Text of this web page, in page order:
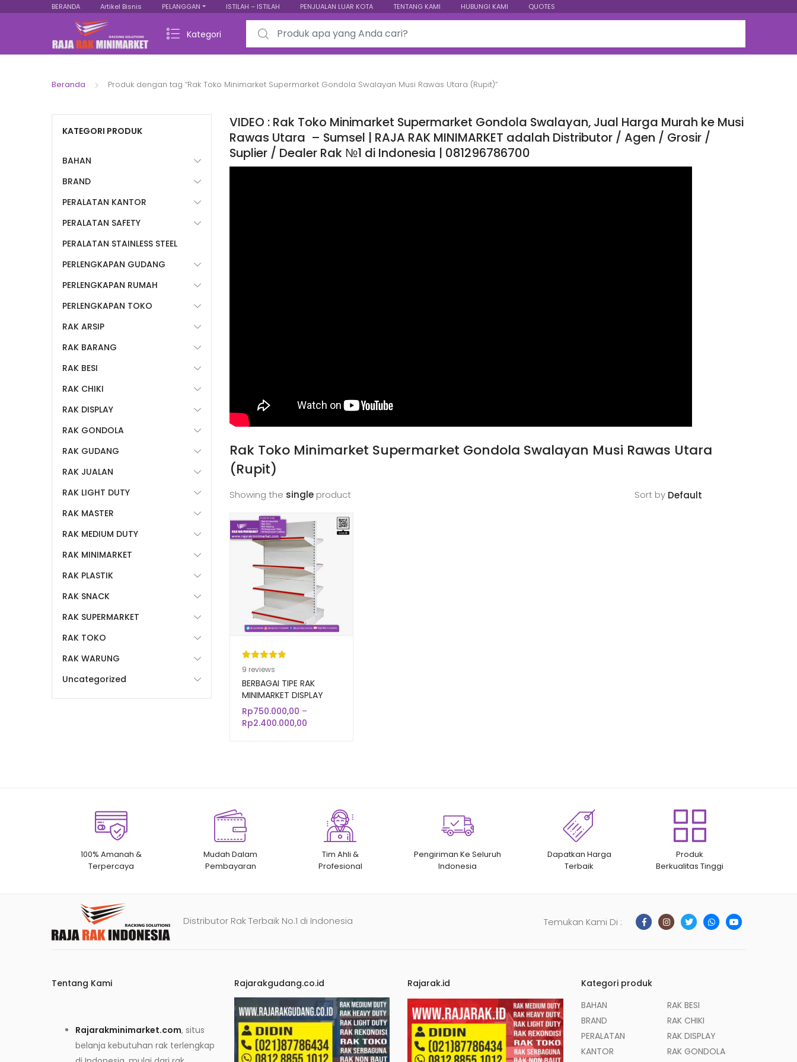
BERANDA Artikel Bisnis PELANGGAN ISTILAH – ISTILAH PENJUALAN LUAR KOTA TENTANG KAMI HUBUNGI KAMI QUOTES
Kategori
Search for:
Beranda Produk dengan tag “Rak Toko Minimarket Supermarket Gondola Swalayan Musi Rawas Utara (Rupit)”
VIDEO : Rak Toko Minimarket Supermarket Gondola Swalayan, Jual Harga Murah ke Musi
Rawas Utara – Sumsel | RAJA RAK MINIMARKET adalah Distributor / Agen / Grosir /
Suplier / Dealer Rak №1 di Indonesia | 081296786700
Rak Toko Minimarket Supermarket Gondola Swalayan Musi Rawas Utara
(Rupit)
Showing the single product Sort by
Peringkat
4.89dari 5
berdasarka
9
penilaian
pelanggan
9 reviews
BERBAGAI TIPE RAK
MINIMARKET DISPLAY
TOKO SUPERMARKET
MODERN
Rp750.000,00 –
Rp2.400.000,00
KATEGORI PRODUK
BAHAN
BRAND
PERALATAN KANTOR
PERALATAN SAFETY
PERALATAN STAINLESS STEEL
PERLENGKAPAN GUDANG
PERLENGKAPAN RUMAH
PERLENGKAPAN TOKO
RAK ARSIP
RAK BARANG
RAK BESI
RAK CHIKI
RAK DISPLAY
RAK GONDOLA
RAK GUDANG
RAK JUALAN
RAK LIGHT DUTY
RAK MASTER
RAK MEDIUM DUTY
RAK MINIMARKET
RAK PLASTIK
RAK SNACK
RAK SUPERMARKET
RAK TOKO
RAK WARUNG
Uncategorized
100% Amanah &
Terpercaya
Mudah Dalam
Pembayaran
Tim Ahli &
Profesional
Pengiriman Ke Seluruh
Indonesia
Dapatkan Harga
Terbaik
Produk
Berkualitas Tinggi
Distributor Rak Terbaik No.1 di Indonesia Temukan Kami Di :
Tentang Kami
Rajarakminimarket.com, situs
belanja kebutuhan rak terlengkap
Rajarakgudang.co.id Rajarak.id
Kategori produk
BAHAN
BRAND
PERALATAN
KANTOR
RAK BESI
RAK CHIKI
RAK DISPLAY
RAK GONDOLA